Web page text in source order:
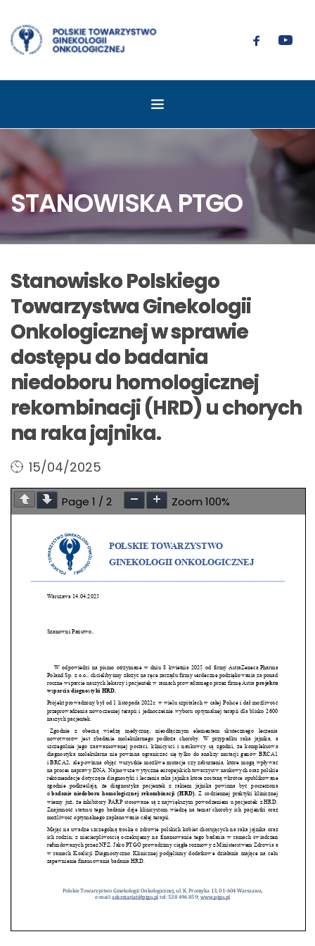
STANOWISKA PTGO
Stanowisko Polskiego
Towarzystwa Ginekologii
Onkologicznej w sprawie
dostępu do badania
niedoboru homologicznej
rekombinacji (HRD) u chorych
na raka jajnika.
15/04/2025
Page 1 / 2 Zoom 100%